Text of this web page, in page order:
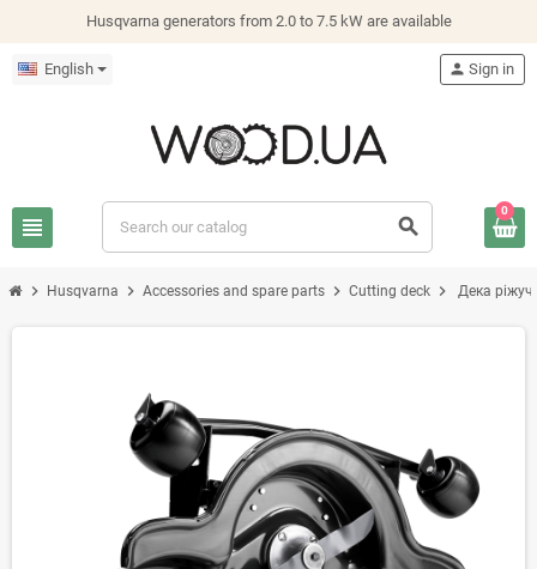
Husqvarna generators from 2.0 to 7.5 kW are available
English
view_headline search
person Sign in
0
chevron_right Husqvarna chevron_right Accessories and spare parts chevron_right Cutting deck chevron_right Дека